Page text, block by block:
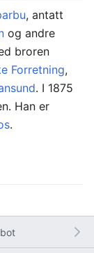
, antatt
og andre
broren
Forretning,
. I 1875
Han er
.